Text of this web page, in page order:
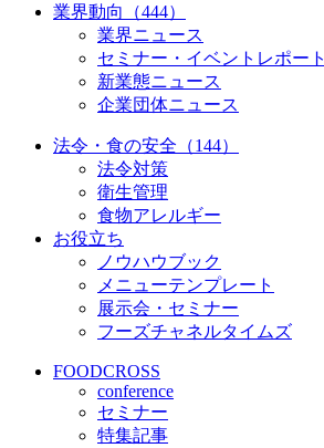
業界動向（444）
業界ニュース
セミナー・イベントレポート
新業態ニュース
企業団体ニュース
法令・食の安全（144）
法令対策
衛生管理
食物アレルギー
お役立ち
ノウハウブック
メニューテンプレート
展示会・セミナー
フーズチャネルタイムズ
FOODCROSS
conference
セミナー
特集記事